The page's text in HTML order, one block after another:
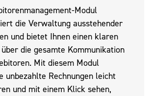
Modul
die Verwaltung ausstehender
und bietet Ihnen einen klaren
die gesamte Kommunikation
Mit diesem Modul
unbezahlte Rechnungen leicht
und mit einem Klick sehen,